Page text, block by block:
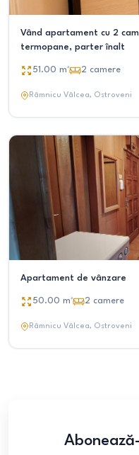
Vând apartament cu 2
termopane, parter înalt
51.00 m² 2 camere
Râmnicu Vâlcea, Ostroveni
Apartament de vânzare
50.00 m² 2 camere
Râmnicu Vâlcea, Ostroveni